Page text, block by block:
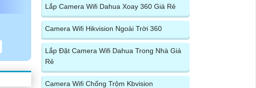
Lắp Camera Wifi Dahua Xoay 360 Giá Rẻ
Camera Wifi Hikvision Ngoài Trời 360
Lắp Đặt Camera Wifi Dahua Trong Nhà Giá
Rẻ
Camera Wifi Chống Trộm Kbvision